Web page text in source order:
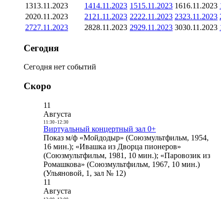
1313.11.2023 1414.11.2023 1515.11.2023 1616.11.2023
2020.11.2023 21 21.11.2023 2222.11.2023 2323.11.2023
2727.11.2023 2828.11.2023 2929.11.2023 3030.11.2023
Сегодня
Сегодня нет событий
Скоро
11
Августа
11:30- 12:30
Виртуальный концертный зал 0+
Показ м/ф «Мойдодыр» (Союзмультфильм, 1954,
16 мин.); «Ивашка из Дворца пионеров»
(Союзмультфильм, 1981, 10 мин.); «Паровозик из
Ромашкова» (Союзмультфильм, 1967, 10 мин.)
(Ульяновой, 1, зал № 12)
11
Августа